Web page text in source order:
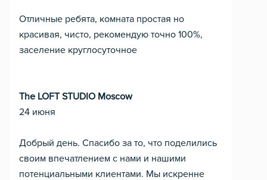
Отличные ребята, комната простая но
красивая, чисто, рекомендую точно 100%,
заселение круглосуточное
The LOFT STUDIO Moscow
24 июня
Добрый день. Спасибо за то, что поделились
своим впечатлением с нами и нашими
потенциальными клиентами. Мы искренне